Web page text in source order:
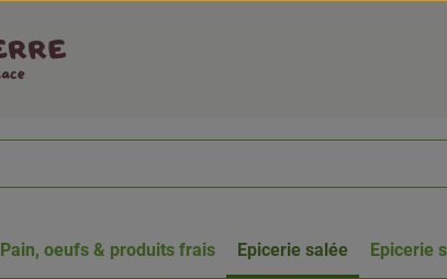
Pain, oeufs & produits frais Epicerie salée Epicerie